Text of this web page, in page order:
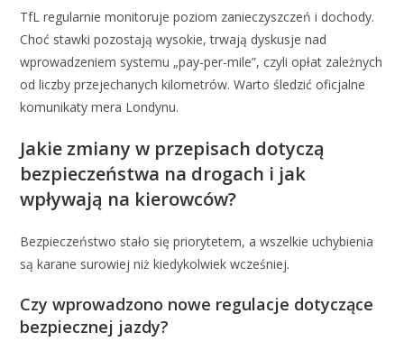
TfL regularnie monitoruje poziom zanieczyszczeń i dochody.
Choć stawki pozostają wysokie, trwają dyskusje nad
wprowadzeniem systemu „pay-per-mile”, czyli opłat zależnych
od liczby przejechanych kilometrów. Warto śledzić oficjalne
komunikaty mera Londynu.
Jakie zmiany w przepisach dotyczą
bezpieczeństwa na drogach i jak
wpływają na kierowców?
Bezpieczeństwo stało się priorytetem, a wszelkie uchybienia
są karane surowiej niż kiedykolwiek wcześniej.
Czy wprowadzono nowe regulacje dotyczące
bezpiecznej jazdy?